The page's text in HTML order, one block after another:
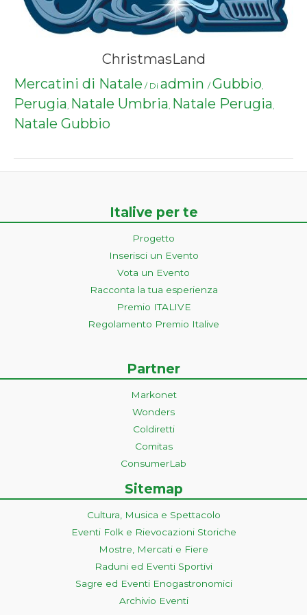
ChristmasLand
Mercatini di Natale / Di admin / Gubbio,
Perugia, Natale Umbria, Natale Perugia,
Natale Gubbio
Italive per te
Progetto
Inserisci un Evento
Vota un Evento
Racconta la tua esperienza
Premio ITALIVE
Regolamento Premio Italive
Partner
Markonet
Wonders
Coldiretti
Comitas
ConsumerLab
Sitemap
Cultura, Musica e Spettacolo
Eventi Folk e Rievocazioni Storiche
Mostre, Mercati e Fiere
Raduni ed Eventi Sportivi
Sagre ed Eventi Enogastronomici
Archivio Eventi